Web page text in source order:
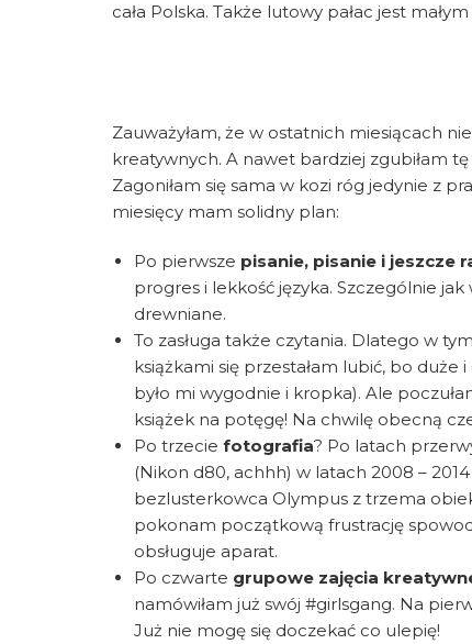
cała Polska. Także lutowy pałac jest
Zauważyłam, że w ostatnich miesiącach
kreatywnych. A nawet bardziej zgubiłam
Zagoniłam się sama w kozi róg jedynie z
miesięcy mam solidny plan:
Po pierwsze pisanie, pisanie i jeszcze
progres i lekkość języka. Szczególnie
drewniane.
To zasługa także czytania. Dlatego w
książkami się przestałam lubić, bo duże
było mi wygodnie i kropka). Ale
książek na potęgę! Na chwilę obecną
Po trzecie fotografia? Po latach
(Nikon d80, achhh) w latach 2008 –
bezlusterkowca Olympus z trzema
pokonam początkową frustrację
obsługuje aparat.
Po czwarte grupowe zajęcia
namówiłam już swój #girlsgang. Na
Już nie mogę się doczekać co ulepię!